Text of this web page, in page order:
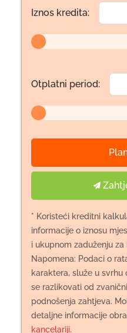
Iznos kredita:
Otplatni period:
* Koristeći kreditni
informacije o iznosu
i ukupnom zaduženju
Napomena: Podaci o
karaktera, služe u
se razlikovati od
podnošenja zahtjeva.
detaljne informacije
kancelariji.